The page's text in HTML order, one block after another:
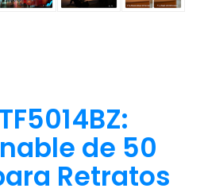
de 50
Retratos